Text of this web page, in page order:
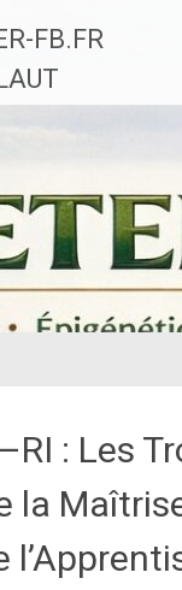
FB.FR
: Les
la